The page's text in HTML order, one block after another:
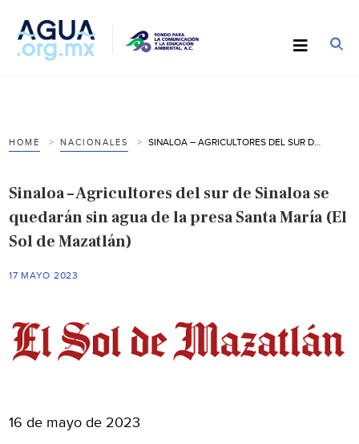
HOME NACIONALES
Sinaloa – Agricultores del sur de Sinaloa se
quedarán sin agua de la presa Santa María (El
Sol de Mazatlán)
17 MAYO 2023
16 de mayo de 2023